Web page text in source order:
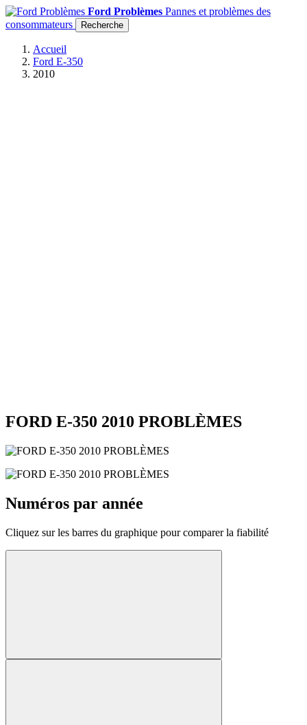
Ford Problèmes Pannes et problèmes des
consommateurs
Recherche
Accueil
Ford E-350
2010
FORD E-350 2010 PROBLÈMES
Numéros par année
Cliquez sur les barres du graphique pour comparer la fiabilité